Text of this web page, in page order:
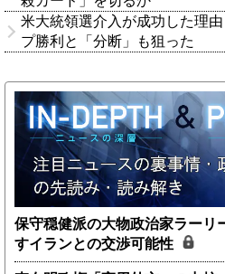
米大統領選介入が成功した理
プ勝利と「分断」も狙った
保守穏健派の大物政治家ラーリ
すイランとの交渉可能性